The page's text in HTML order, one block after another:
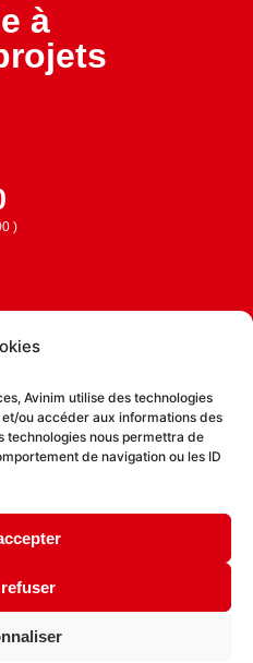
Avinim utilise des technologies
ou accéder aux informations des
technologies nous permettra de
de navigation ou les ID
à
)
de cookies